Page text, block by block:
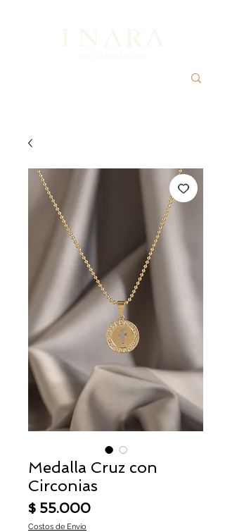
Medalla Cruz con
Circonias
$ 55.000Precio
Costos de Envío